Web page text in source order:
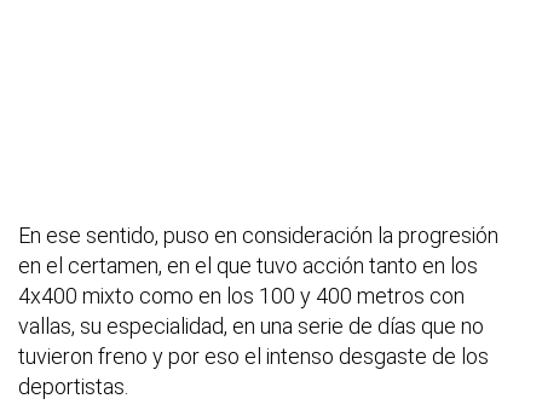
En ese sentido, puso en consideración la progresión
en el certamen, en el que tuvo acción tanto en los
4x400 mixto como en los 100 y 400 metros con
vallas, su especialidad, en una serie de días que no
tuvieron freno y por eso el intenso desgaste de los
deportistas.